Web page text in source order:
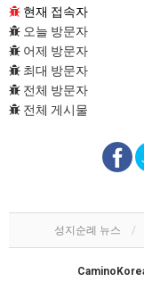
현재 접속자
오늘 방문자
어제 방문자
최대 방문자
전체 방문자
전체 게시물
성지순례 뉴스